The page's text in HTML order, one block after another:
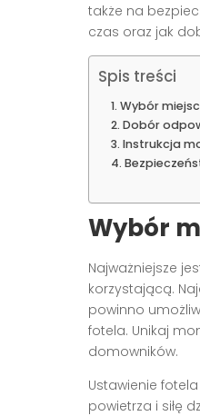
także na
czas oraz jak
Spis treści
Wybór
Dobór
Instrukcja
Wybór
Najważniejsze
korzystającą.
powinno
fotela. Unikaj
domowników.
Ustawienie
powietrza i siłę